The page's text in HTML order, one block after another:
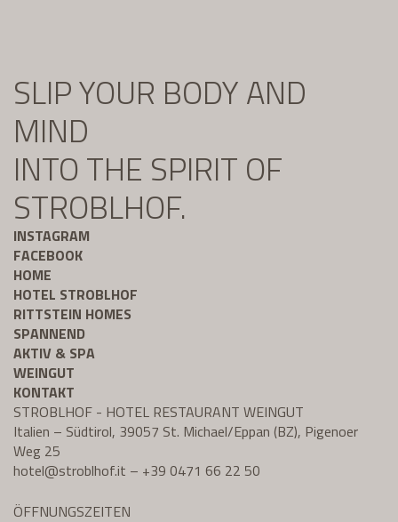
SLIP YOUR BODY AND
MIND
INTO THE SPIRIT OF
STROBLHOF.
INSTAGRAM
FACEBOOK
HOME
HOTEL STROBLHOF
RITTSTEIN HOMES
SPANNEND
AKTIV & SPA
WEINGUT
KONTAKT
STROBLHOF - HOTEL RESTAURANT WEINGUT
Italien – Südtirol, 39057 St. Michael/Eppan (BZ), Pigenoer
Weg 25
hotel@stroblhof.it – +39 0471 66 22 50
ÖFFNUNGSZEITEN